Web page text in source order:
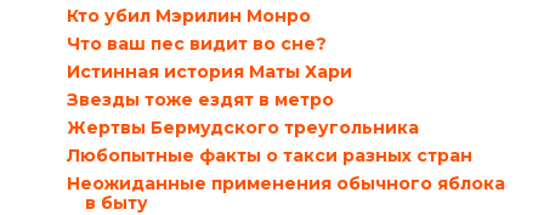
Кто убил Мэрилин Монро
Что ваш пес видит во сне?
Истинная история Маты Хари
Звезды тоже ездят в метро
Жертвы Бермудского треугольника
Любопытные факты о такси разных стран
Неожиданные применения обычного яблока
в быту